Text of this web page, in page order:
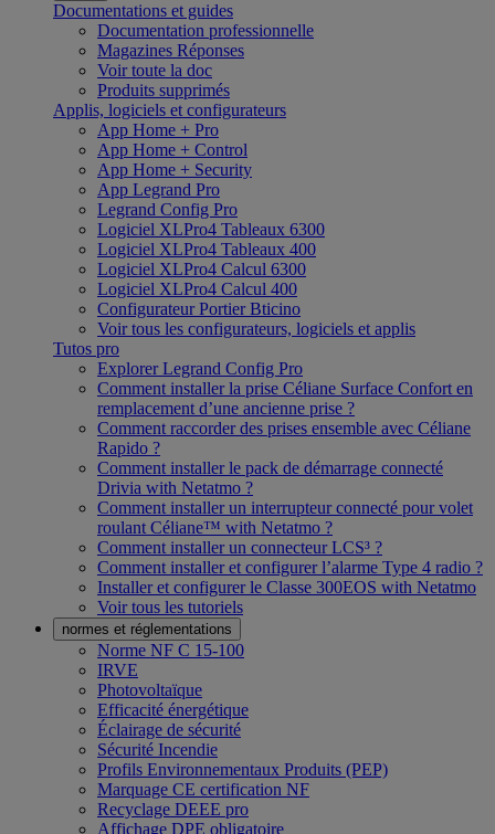
Documentations et guides
Documentation professionnelle
Magazines Réponses
Voir toute la doc
Produits supprimés
Applis, logiciels et configurateurs
App Home + Pro
App Home + Control
App Home + Security
App Legrand Pro
Legrand Config Pro
Logiciel XLPro4 Tableaux 6300
Logiciel XLPro4 Tableaux 400
Logiciel XLPro4 Calcul 6300
Logiciel XLPro4 Calcul 400
Configurateur Portier Bticino
Voir tous les configurateurs, logiciels et applis
Tutos pro
Explorer Legrand Config Pro
Comment installer la prise Céliane Surface Confort en
remplacement d’une ancienne prise ?
Comment raccorder des prises ensemble avec Céliane
Rapido ?
Comment installer le pack de démarrage connecté
Drivia with Netatmo ?
Comment installer un interrupteur connecté pour volet
roulant Céliane™ with Netatmo ?
Comment installer un connecteur LCS³ ?
Comment installer et configurer l’alarme Type 4 radio ?
Installer et configurer le Classe 300EOS with Netatmo
Voir tous les tutoriels
normes et réglementations
Norme NF C 15-100
IRVE
Photovoltaïque
Efficacité énergétique
Éclairage de sécurité
Sécurité Incendie
Profils Environnementaux Produits (PEP)
Marquage CE certification NF
Recyclage DEEE pro
Affichage DPE obligatoire